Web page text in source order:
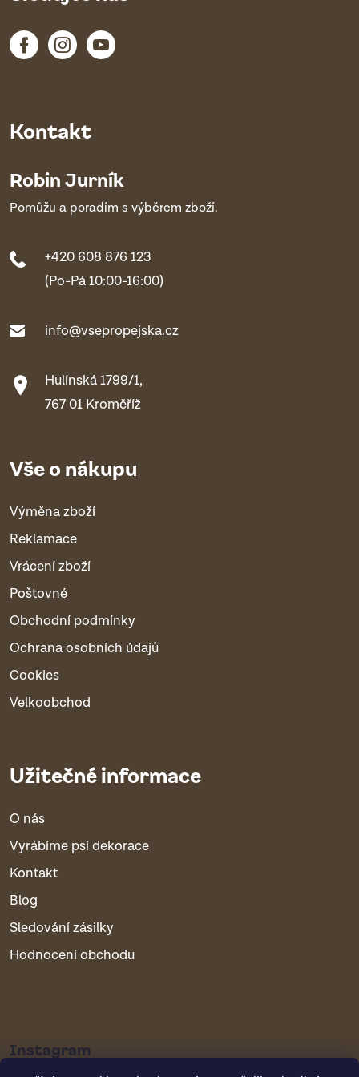
Kontakt
Robin Jurník
Pomůžu a poradím s výběrem zboží.
+420 608 876 123
(Po-Pá 10:00-16:00)
info@vsepropejska.cz
Hulínská 1799/1,
767 01 Kroměříž
Vše o nákupu
Výměna zboží
Reklamace
Vrácení zboží
Poštovné
Obchodní podmínky
Ochrana osobních údajů
Cookies
Velkoobchod
Užitečné informace
O nás
Vyrábíme psí dekorace
Kontakt
Blog
Sledování zásilky
Hodnocení obchodu
Instagram